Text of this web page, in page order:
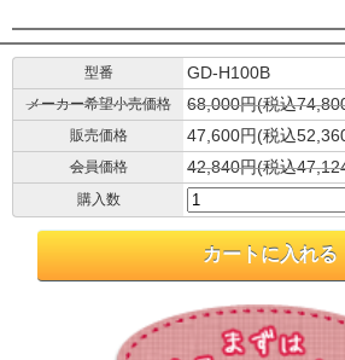
型番 GD-H100B
メーカー希望小売価格 68,000円(税込
販売価格 47,600円(税込
会員価格 42,840円(税込
購入数